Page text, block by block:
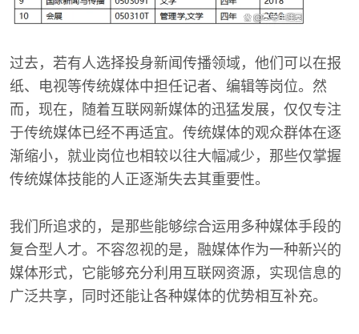
过去，若有人选择投身新闻传播领域，他们可以在报
纸、电视等传统媒体中担任记者、编辑等岗位。然
而，现在，随着互联网新媒体的迅猛发展，仅仅专注
于传统媒体已经不再适宜。传统媒体的观众群体在逐
渐缩小，就业岗位也相较以往大幅减少，那些仅掌握
传统媒体技能的人正逐渐失去其重要性。
我们所追求的，是那些能够综合运用多种媒体手段的
复合型人才。不容忽视的是，融媒体作为一种新兴的
媒体形式，它能够充分利用互联网资源，实现信息的
广泛共享，同时还能让各种媒体的优势相互补充。